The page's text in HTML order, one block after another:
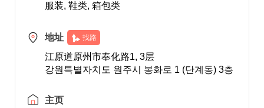
服装, 鞋类, 箱包类
地址 找路
江原道原州市奉化路1, 3层
강원특별자치도 원주시 봉화로 1 (단계동) 3층
主页